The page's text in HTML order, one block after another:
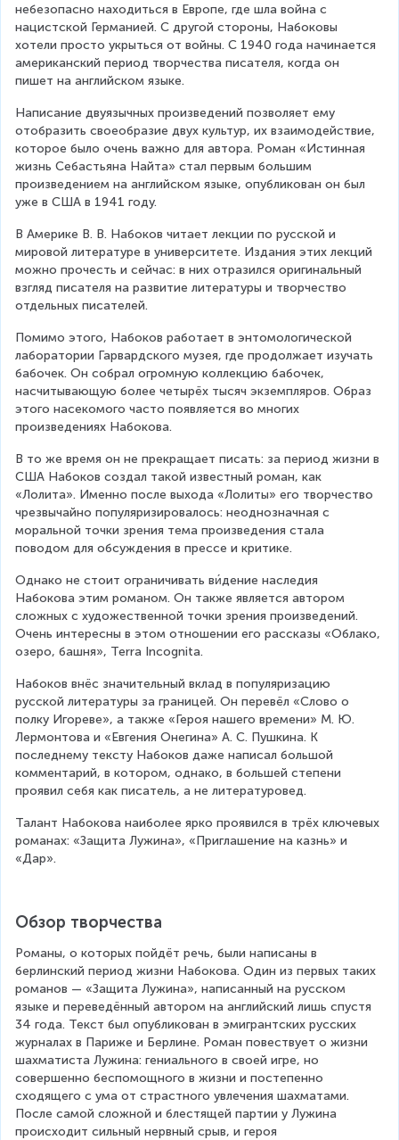
небезопасно находиться в Европе, где шла война с
нацистской Германией. С другой стороны, Набоковы
хотели просто укрыться от войны. С 1940 года начинается
американский период творчества писателя, когда он
пишет на английском языке.
Написание двуязычных произведений позволяет ему
отобразить своеобразие двух культур, их взаимодействие,
которое было очень важно для автора. Роман «Истинная
жизнь Себастьяна Найта» стал первым большим
произведением на английском языке, опубликован он был
уже в США в 1941 году.
В Америке В. В. Набоков читает лекции по русской и
мировой литературе в университете. Издания этих лекций
можно прочесть и сейчас: в них отразился оригинальный
взгляд писателя на развитие литературы и творчество
отдельных писателей.
Помимо этого, Набоков работает в энтомологической
лаборатории Гарвардского музея, где продолжает изучать
бабочек. Он собрал огромную коллекцию бабочек,
насчитывающую более четырёх тысяч экземпляров. Образ
этого насекомого часто появляется во многих
произведениях Набокова.
В то же время он не прекращает писать: за период жизни в
США Набоков создал такой известный роман, как
«Лолита». Именно после выхода «Лолиты» его творчество
чрезвычайно популяризировалось: неоднозначная с
моральной точки зрения тема произведения стала
поводом для обсуждения в прессе и критике.
Однако не стоит ограничивать ви́дение наследия
Набокова этим романом. Он также является автором
сложных с художественной точки зрения произведений.
Очень интересны в этом отношении его рассказы «Облако,
озеро, башня», Terra Incognita.
Набоков внёс значительный вклад в популяризацию
русской литературы за границей. Он перевёл «Слово о
полку Игореве», а также «Героя нашего времени» М. Ю.
Лермонтова и «Евгения Онегина» А. С. Пушкина. К
последнему тексту Набоков даже написал большой
комментарий, в котором, однако, в большей степени
проявил себя как писатель, а не литературовед.
Талант Набокова наиболее ярко проявился в трёх ключевых
романах: «Защита Лужина», «Приглашение на казнь» и
«Дар».
Обзор творчества
Романы, о которых пойдёт речь, были написаны в
берлинский период жизни Набокова. Один из первых таких
романов — «Защита Лужина», написанный на русском
языке и переведённый автором на английский лишь спустя
34 года. Текст был опубликован в эмигрантских русских
журналах в Париже и Берлине. Роман повествует о жизни
шахматиста Лужина: гениального в своей игре, но
совершенно беспомощного в жизни и постепенно
сходящего с ума от страстного увлечения шахматами.
После самой сложной и блестящей партии у Лужина
происходит сильный нервный срыв, и героя